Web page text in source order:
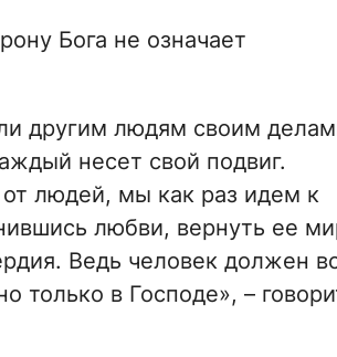
Бога не означает
другим людям своим
несет свой подвиг.
людей, мы как раз идем к
любви, вернуть ее
Ведь человек должен
только в Господе», –